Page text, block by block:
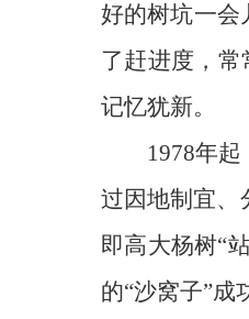
好的树坑一会
了赶进度，常
记忆犹新。
1978年
过因地制宜、
即高大杨树“
的“沙窝子”成